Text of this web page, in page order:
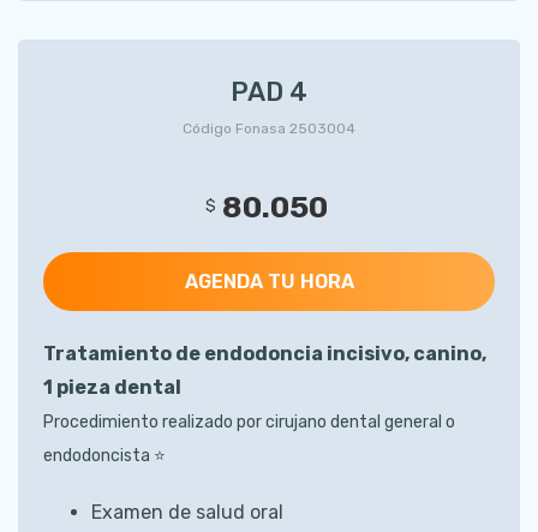
PAD 4
Código Fonasa 2503004
$ 80.050
AGENDA TU HORA
Tratamiento de endodoncia incisivo, canino,
1 pieza dental
Procedimiento realizado por cirujano dental general o
endodoncista ⭐️
Examen de salud oral